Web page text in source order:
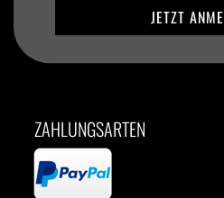
ZAHLUNGSARTEN